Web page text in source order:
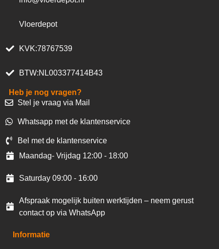
Vloerdepot
KVK:78767539
BTW:NL003377414B43
Heb je nog vragen?
Stel je vraag via Mail
Whatsapp met de klantenservice
Bel met de klantenservice
Maandag- Vrijdag 12:00 - 18:00
Saturday 09:00 - 16:00
Afspraak mogelijk buiten werktijden – neem gerust
contact op via WhatsApp
Informatie